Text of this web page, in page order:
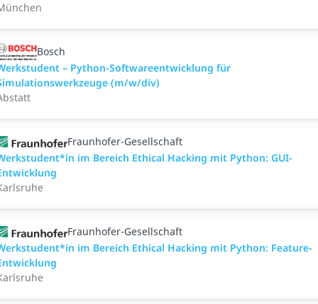
Bosch
– Python-Softwareentwicklung für
(m/w/div)
Fraunhofer-Gesellschaft
im Bereich Ethical Hacking mit Python: GUI-
Fraunhofer-Gesellschaft
im Bereich Ethical Hacking mit Python: Feature-